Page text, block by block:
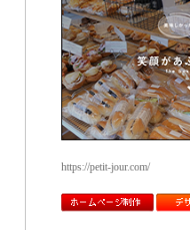
https://petit-jour.com/